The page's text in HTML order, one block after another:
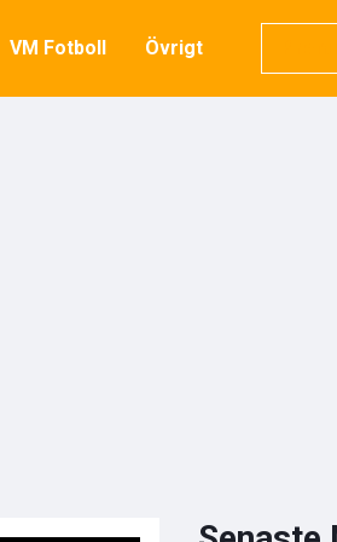
VM Fotboll Övrigt